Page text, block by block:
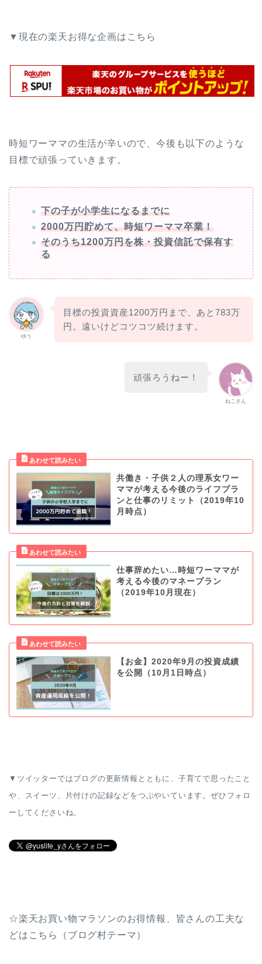
▼現在の楽天お得な企画はこちら
時短ワーママの生活が辛いので、今後も以下のような
目標で頑張っていきます。
下の子が小学生になるまでに
2000万円貯めて、時短ワーママ卒業！
そのうち1200万円を株・投資信託で保有す
る
ゆう
目標の投資資産1200万円まで、あと783万
円。遠いけどコツコツ続けます。
ねこさん
頑張ろうねー！
共働き・子供２人の理系女ワー
ママが考える今後のライフプラ
ンと仕事のリミット（2019年10
月時点）
仕事辞めたい…時短ワーママが
考える今後のマネープラン
（2019年10月現在）
【お金】2020年9月の投資成績
を公開（10月1日時点）
▼ツイッターではブログの更新情報とともに、子育てで思ったこと
や、スイーツ、片付けの記録などをつぶやいています。ぜひフォロ
ーしてくださいね。
☆楽天お買い物マラソンのお得情報、皆さんの工夫な
どはこちら（ブログ村テーマ）